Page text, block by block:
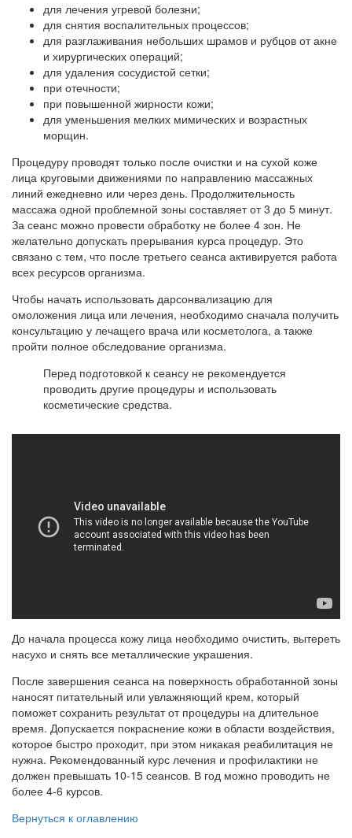
для лечения угревой болезни;
для снятия воспалительных процессов;
для разглаживания небольших шрамов и рубцов от акне
и хирургических операций;
для удаления сосудистой сетки;
при отечности;
при повышенной жирности кожи;
для уменьшения мелких мимических и возрастных
морщин.
Процедуру проводят только после очистки и на сухой коже
лица круговыми движениями по направлению массажных
линий ежедневно или через день. Продолжительность
массажа одной проблемной зоны составляет от 3 до 5 минут.
За сеанс можно провести обработку не более 4 зон. Не
желательно допускать прерывания курса процедур. Это
связано с тем, что после третьего сеанса активируется работа
всех ресурсов организма.
Чтобы начать использовать дарсонвализацию для
омоложения лица или лечения, необходимо сначала получить
консультацию у лечащего врача или косметолога, а также
пройти полное обследование организма.
Перед подготовкой к сеансу не рекомендуется
проводить другие процедуры и использовать
косметические средства.
До начала процесса кожу лица необходимо очистить, вытереть
насухо и снять все металлические украшения.
После завершения сеанса на поверхность обработанной зоны
наносят питательный или увлажняющий крем, который
поможет сохранить результат от процедуры на длительное
время. Допускается покраснение кожи в области воздействия,
которое быстро проходит, при этом никакая реабилитация не
нужна. Рекомендованный курс лечения и профилактики не
должен превышать 10-15 сеансов. В год можно проводить не
более 4-6 курсов.
Вернуться к оглавлению